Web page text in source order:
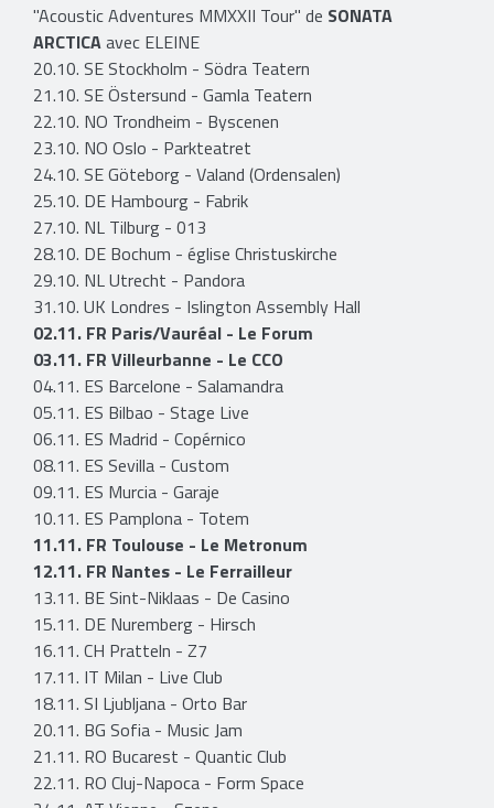
"Acoustic Adventures MMXXII Tour" de SONATA
ARCTICAavec ELEINE
20.10. SE Stockholm - Södra Teatern
21.10. SE Östersund - Gamla Teatern
22.10. NO Trondheim - Byscenen
23.10. NO Oslo - Parkteatret
24.10. SE Göteborg - Valand (Ordensalen)
25.10. DE Hambourg - Fabrik
27.10. NL Tilburg - 013
28.10. DE Bochum - église Christuskirche
29.10. NL Utrecht - Pandora
31.10. UK Londres - Islington Assembly Hall
02.11. FR Paris/Vauréal - Le Forum
03.11. FR Villeurbanne - Le CCO
04.11. ES Barcelone - Salamandra
05.11. ES Bilbao - Stage Live
06.11. ES Madrid - Copérnico
08.11. ES Sevilla - Custom
09.11. ES Murcia - Garaje
10.11. ES Pamplona - Totem
11.11. FR Toulouse - Le Metronum
12.11. FR Nantes - Le Ferrailleur
13.11. BE Sint-Niklaas - De Casino
15.11. DE Nuremberg - Hirsch
16.11. CH Pratteln - Z7
17.11. IT Milan - Live Club
18.11. SI Ljubljana - Orto Bar
20.11. BG Sofia - Music Jam
21.11. RO Bucarest - Quantic Club
22.11. RO Cluj-Napoca - Form Space